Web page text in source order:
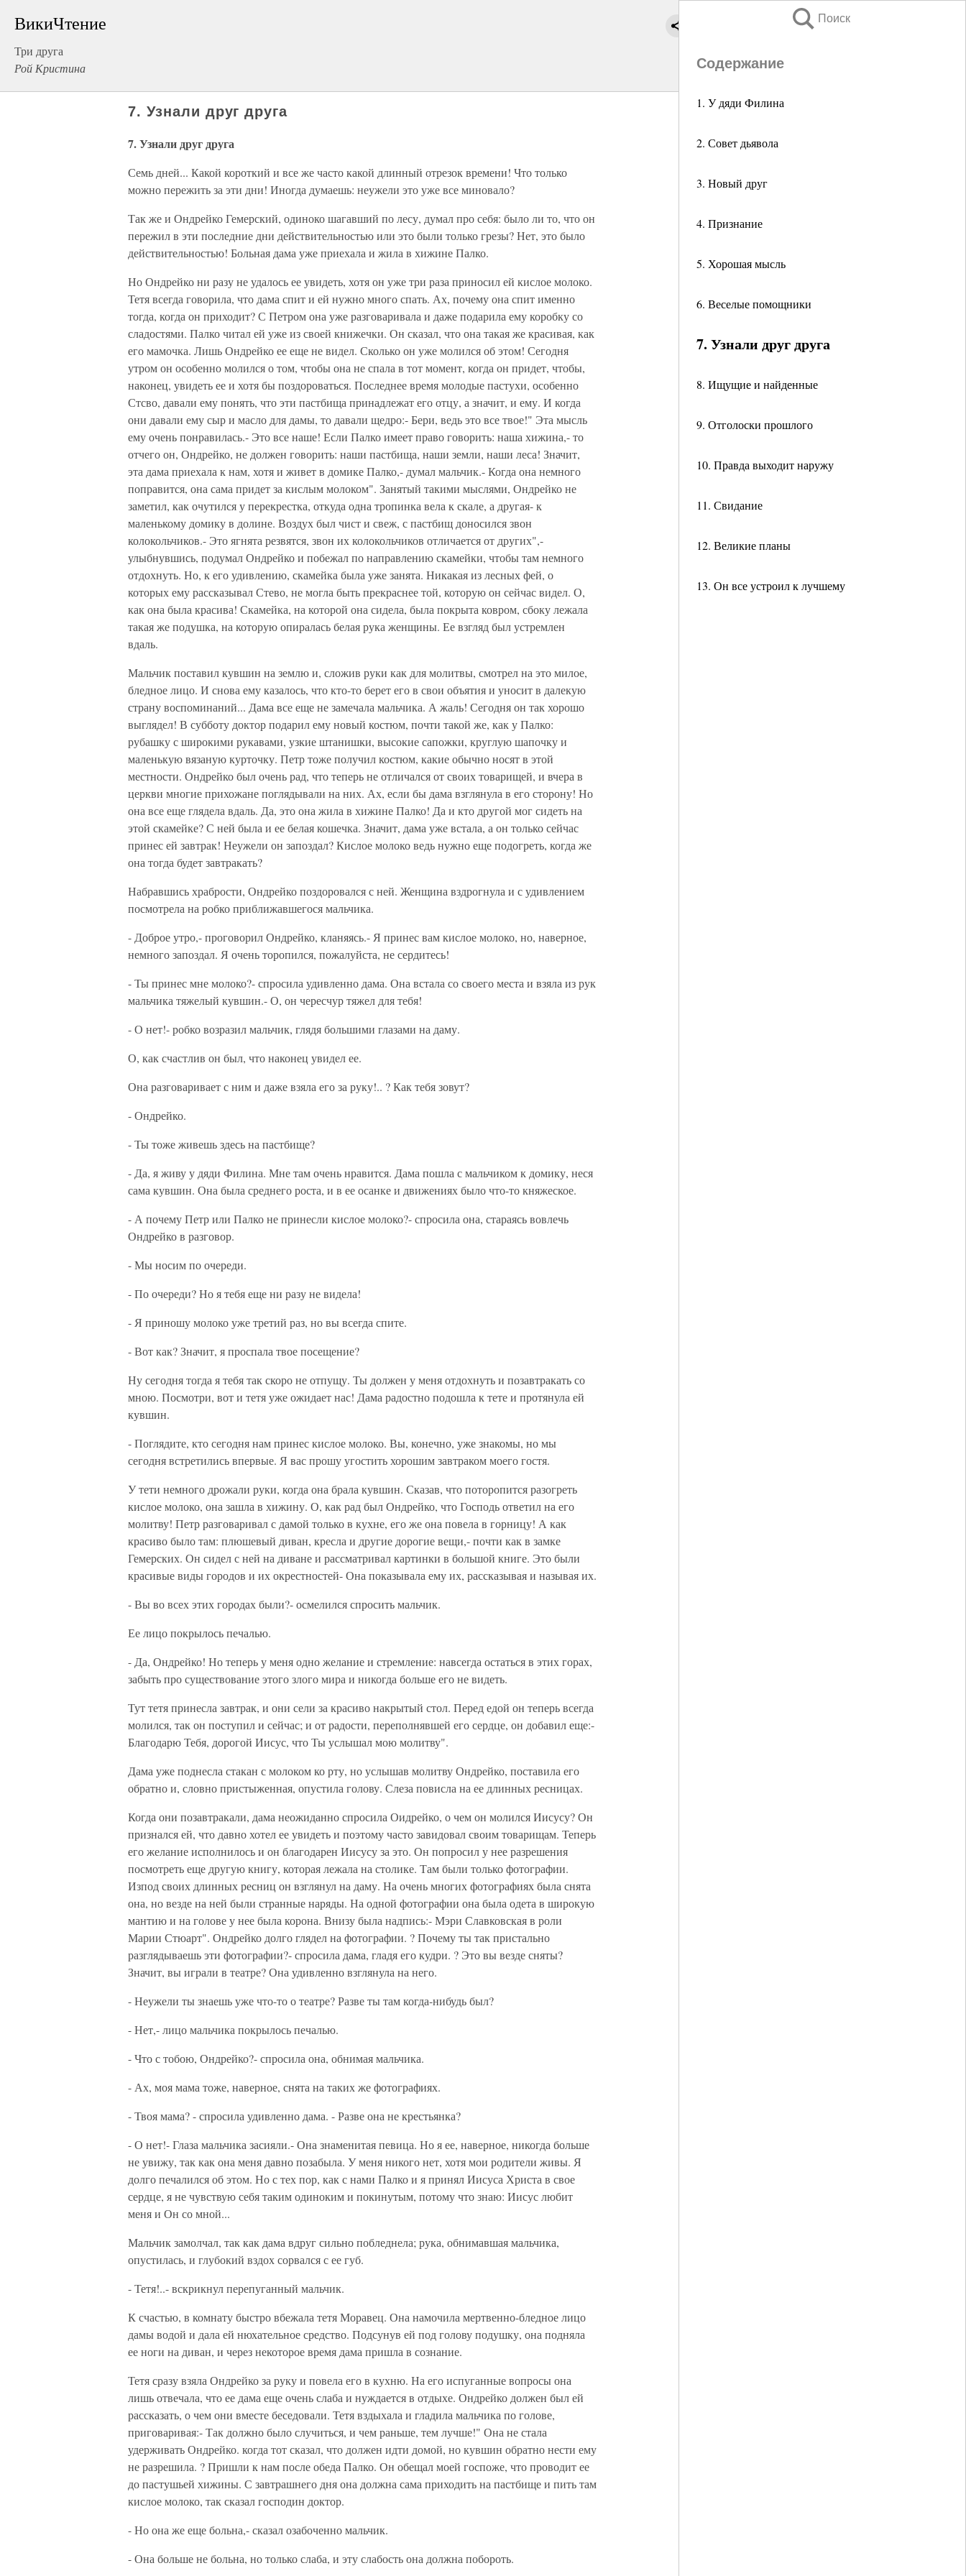
ВикиЧтение
Три друга
Рой Кристина
Поиск
Содержание
1. У дяди Филина
2. Совет дьявола
3. Новый друг
4. Признание
5. Хорошая мысль
6. Веселые помощники
7. Узнали друг друга
8. Ищущие и найденные
9. Отголоски прошлого
10. Правда выходит наружу
11. Свидание
12. Великие планы
13. Он все устроил к лучшему
7. Узнали друг друга
7. Узнали друг друга
Семь дней... Какой короткий и все же часто какой длинный отрезок времени! Что только
можно пережить за эти дни! Иногда думаешь: неужели это уже все миновало?
Так же и Ондрейко Гемерский, одиноко шагавший по лесу, думал про себя: было ли то, что он
пережил в эти последние дни действительностью или это были только грезы? Нет, это было
действительностью! Больная дама уже приехала и жила в хижине Палко.
Но Ондрейко ни разу не удалось ее увидеть, хотя он уже три раза приносил ей кислое молоко.
Тетя всегда говорила, что дама спит и ей нужно много спать. Ах, почему она спит именно
тогда, когда он приходит? С Петром она уже разговаривала и даже подарила ему коробку со
сладостями. Палко читал ей уже из своей книжечки. Он сказал, что она такая же красивая, как
его мамочка. Лишь Ондрейко ее еще не видел. Сколько он уже молился об этом! Сегодня
утром он особенно молился о том, чтобы она не спала в тот момент, когда он придет, чтобы,
наконец, увидеть ее и хотя бы поздороваться. Последнее время молодые пастухи, особенно
Стсво, давали ему понять, что эти пастбища принадлежат его отцу, а значит, и ему. И когда
они давали ему сыр и масло для дамы, то давали щедро:- Бери, ведь это все твое!" Эта мысль
ему очень понравилась.- Это все наше! Если Палко имеет право говорить: наша хижина,- то
отчего он, Ондрейко, не должен говорить: наши пастбища, наши земли, наши леса! Значит,
эта дама приехала к нам, хотя и живет в домике Палко,- думал мальчик.- Когда она немного
поправится, она сама придет за кислым молоком". Занятый такими мыслями, Ондрейко не
заметил, как очутился у перекрестка, откуда одна тропинка вела к скале, а другая- к
маленькому домику в долине. Воздух был чист и свеж, с пастбищ доносился звон
колокольчиков.- Это ягнята резвятся, звон их колокольчиков отличается от других",-
улыбнувшись, подумал Ондрейко и побежал по направлению скамейки, чтобы там немного
отдохнуть. Но, к его удивлению, скамейка была уже занята. Никакая из лесных фей, о
которых ему рассказывал Стево, не могла быть прекраснее той, которую он сейчас видел. О,
как она была красива! Скамейка, на которой она сидела, была покрыта ковром, сбоку лежала
такая же подушка, на которую опиралась белая рука женщины. Ее взгляд был устремлен
вдаль.
Мальчик поставил кувшин на землю и, сложив руки как для молитвы, смотрел на это милое,
бледное лицо. И снова ему казалось, что кто-то берет его в свои объятия и уносит в далекую
страну воспоминаний... Дама все еще не замечала мальчика. А жаль! Сегодня он так хорошо
выглядел! В субботу доктор подарил ему новый костюм, почти такой же, как у Палко:
рубашку с широкими рукавами, узкие штанишки, высокие сапожки, круглую шапочку и
маленькую вязаную курточку. Петр тоже получил костюм, какие обычно носят в этой
местности. Ондрейко был очень рад, что теперь не отличался от своих товарищей, и вчера в
церкви многие прихожане поглядывали на них. Ах, если бы дама взглянула в его сторону! Но
она все еще глядела вдаль. Да, это она жила в хижине Палко! Да и кто другой мог сидеть на
этой скамейке? С ней была и ее белая кошечка. Значит, дама уже встала, а он только сейчас
принес ей завтрак! Неужели он запоздал? Кислое молоко ведь нужно еще подогреть, когда же
она тогда будет завтракать?
Набравшись храбрости, Ондрейко поздоровался с ней. Женщина вздрогнула и с удивлением
посмотрела на робко приближавшегося мальчика.
- Доброе утро,- проговорил Ондрейко, кланяясь.- Я принес вам кислое молоко, но, наверное,
немного запоздал. Я очень торопился, пожалуйста, не сердитесь!
- Ты принес мне молоко?- спросила удивленно дама. Она встала со своего места и взяла из рук
мальчика тяжелый кувшин.- О, он чересчур тяжел для тебя!
- О нет!- робко возразил мальчик, глядя большими глазами на даму.
О, как счастлив он был, что наконец увидел ее.
Она разговаривает с ним и даже взяла его за руку!.. ? Как тебя зовут?
- Ондрейко.
- Ты тоже живешь здесь на пастбище?
- Да, я живу у дяди Филина. Мне там очень нравится. Дама пошла с мальчиком к домику, неся
сама кувшин. Она была среднего роста, и в ее осанке и движениях было что-то княжеское.
- А почему Петр или Палко не принесли кислое молоко?- спросила она, стараясь вовлечь
Ондрейко в разговор.
- Мы носим по очереди.
- По очереди? Но я тебя еще ни разу не видела!
- Я приношу молоко уже третий раз, но вы всегда спите.
- Вот как? Значит, я проспала твое посещение?
Ну сегодня тогда я тебя так скоро не отпущу. Ты должен у меня отдохнуть и позавтракать со
мною. Посмотри, вот и тетя уже ожидает нас! Дама радостно подошла к тете и протянула ей
кувшин.
- Поглядите, кто сегодня нам принес кислое молоко. Вы, конечно, уже знакомы, но мы
сегодня встретились впервые. Я вас прошу угостить хорошим завтраком моего гостя.
У тети немного дрожали руки, когда она брала кувшин. Сказав, что поторопится разогреть
кислое молоко, она зашла в хижину. О, как рад был Ондрейко, что Господь ответил на его
молитву! Петр разговаривал с дамой только в кухне, его же она повела в горницу! А как
красиво было там: плюшевый диван, кресла и другие дорогие вещи,- почти как в замке
Гемерских. Он сидел с ней на диване и рассматривал картинки в большой книге. Это были
красивые виды городов и их окрестностей- Она показывала ему их, рассказывая и называя их.
- Вы во всех этих городах были?- осмелился спросить мальчик.
Ее лицо покрылось печалью.
- Да, Ондрейко! Но теперь у меня одно желание и стремление: навсегда остаться в этих горах,
забыть про существование этого злого мира и никогда больше его не видеть.
Тут тетя принесла завтрак, и они сели за красиво накрытый стол. Перед едой он теперь всегда
молился, так он поступил и сейчас; и от радости, переполнявшей его сердце, он добавил еще:-
Благодарю Тебя, дорогой Иисус, что Ты услышал мою молитву".
Дама уже поднесла стакан с молоком ко рту, но услышав молитву Ондрейко, поставила его
обратно и, словно пристыженная, опустила голову. Слеза повисла на ее длинных ресницах.
Когда они позавтракали, дама неожиданно спросила Оидрейко, о чем он молился Иисусу? Он
признался ей, что давно хотел ее увидеть и поэтому часто завидовал своим товарищам. Теперь
его желание исполнилось и он благодарен Иисусу за это. Он попросил у нее разрешения
посмотреть еще другую книгу, которая лежала на столике. Там были только фотографии.
Изпод своих длинных ресниц он взглянул на даму. На очень многих фотографиях была снята
она, но везде на ней были странные наряды. На одной фотографии она была одета в широкую
мантию и на голове у нее была корона. Внизу была надпись:- Мэри Славковская в роли
Марии Стюарт". Ондрейко долго глядел на фотографии. ? Почему ты так пристально
разглядываешь эти фотографии?- спросила дама, гладя его кудри. ? Это вы везде сняты?
Значит, вы играли в театре? Она удивленно взглянула на него.
- Неужели ты знаешь уже что-то о театре? Разве ты там когда-нибудь был?
- Нет,- лицо мальчика покрылось печалью.
- Что с тобою, Ондрейко?- спросила она, обнимая мальчика.
- Ах, моя мама тоже, наверное, снята на таких же фотографиях.
- Твоя мама? - спросила удивленно дама. - Разве она не крестьянка?
- О нет!- Глаза мальчика засияли.- Она знаменитая певица. Но я ее, наверное, никогда больше
не увижу, так как она меня давно позабыла. У меня никого нет, хотя мои родители живы. Я
долго печалился об этом. Но с тех пор, как с нами Палко и я принял Иисуса Христа в свое
сердце, я не чувствую себя таким одиноким и покинутым, потому что знаю: Иисус любит
меня и Он со мной...
Мальчик замолчал, так как дама вдруг сильно побледнела; рука, обнимавшая мальчика,
опустилась, и глубокий вздох сорвался с ее губ.
- Тетя!..- вскрикнул перепуганный мальчик.
К счастью, в комнату быстро вбежала тетя Моравец. Она намочила мертвенно-бледное лицо
дамы водой и дала ей нюхательное средство. Подсунув ей под голову подушку, она подняла
ее ноги на диван, и через некоторое время дама пришла в сознание.
Тетя сразу взяла Ондрейко за руку и повела его в кухню. На его испуганные вопросы она
лишь отвечала, что ее дама еще очень слаба и нуждается в отдыхе. Ондрейко должен был ей
рассказать, о чем они вместе беседовали. Тетя вздыхала и гладила мальчика по голове,
приговаривая:- Так должно было случиться, и чем раньше, тем лучше!" Она не стала
удерживать Ондрейко. когда тот сказал, что должен идти домой, но кувшин обратно нести ему
не разрешила. ? Пришли к нам после обеда Палко. Он обещал моей госпоже, что проводит ее
до пастушьей хижины. С завтрашнего дня она должна сама приходить на пастбище и пить там
кислое молоко, так сказал господин доктор.
- Но она же еще больна,- сказал озабоченно мальчик.
- Она больше не больна, но только слаба, и эту слабость она должна побороть.